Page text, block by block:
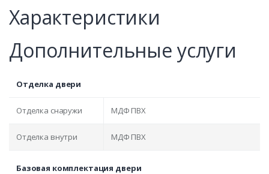
Характеристики
Дополнительные услуги
Отделка двери
Отделка снаружи МДФ ПВХ
Отделка внутри МДФ ПВХ
Базовая комплектация двери